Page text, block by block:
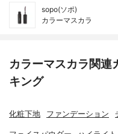
sopo(ソポ)
カラーマスカラ
カラーマスカラ関連
キング
化粧下地 ファンデーション